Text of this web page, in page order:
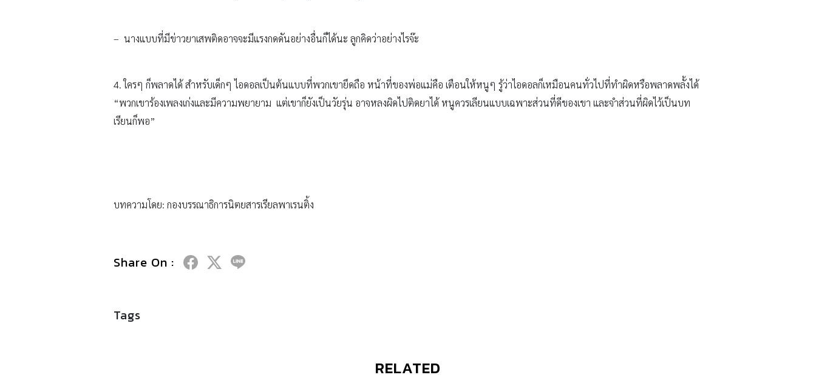
– นางแบบที่มีข่าวยาเสพติดอาจจะมีแรงกดดันอย่างอื่นก็ได้นะ ลูกคิดว่าอย่างไรจ๊ะ
4. ใครๆ ก็พลาดได้ สำหรับเด็กๆ ไอดอลเป็นต้นแบบที่พวกเขายึดถือ หน้าที่ของพ่อแม่คือ เตือนให้หนูๆ รู้ว่าไอดอลก็เหมือนคนทั่วไปที่ทำผิดหรือพลาดพลั้งได้
“พวกเขาร้องเพลงเก่งและมีความพยายาม แต่เขาก็ยังเป็นวัยรุ่น อาจหลงผิดไปติดยาได้ หนูควรเลียนแบบเฉพาะส่วนที่ดีของเขา และจำส่วนที่ผิดไว้เป็นบท
เรียนก็พอ”
บทความโดย: กองบรรณาธิการนิตยสารเรียลพาเรนติ้ง
Share On :
Tags
RELATED